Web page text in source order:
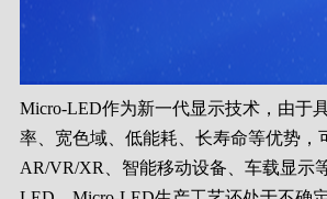
Micro-LED作为新一代显示技术，由于
率、宽色域、低能耗、长寿命等优势，
AR/VR/XR、智能移动设备、车载显示